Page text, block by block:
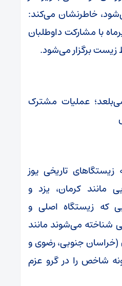
خاطرنشان می‌کند:
از ۱۵ تا ۱۹ تیرماه با مشارکت داوطلبان
زیست برگزار می‌شود.
عملیات مشترک
زیستگاهای تاریخی یوز
مانند کرمان، یزد و
که زیستگاه اصلی و
شناخته می‌شوند مانند
جنوبی، رضوی و
شاخص را در گرو عزم